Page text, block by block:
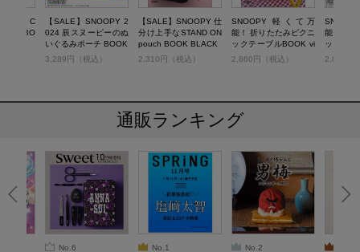
C
BO
【SALE】SNOOPY 2
024 辰スヌーピーのぬ
いぐるみポーチ BOOK
3,289円（税込）
【SALE】SNOOPY 仕
分け上手なSTAND ON
pouch BOOK BLACK
2,310円（税込）
SNOOPY 軽くて万
能！ 折りたたみピクニ
ックテーブルBOOK vi
ntage yellow
2,860円（税込）
能！ 折
ックテ
ntage
2,860円
通販ランキング
No.6 No.1 No.2